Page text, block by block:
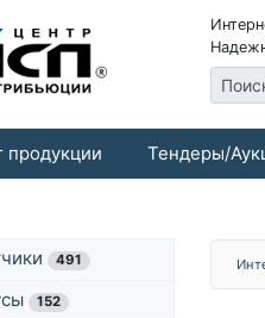
продукции Тендеры/
491
152